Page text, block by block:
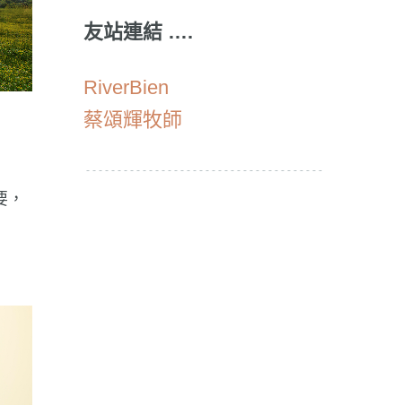
友站連結 ….
RiverBien
蔡頌輝牧師